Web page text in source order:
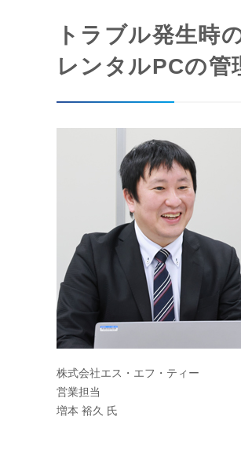
トラブル発生時
レンタルPCの
株式会社エス・エフ・ティー
営業担当
増本 裕久 氏